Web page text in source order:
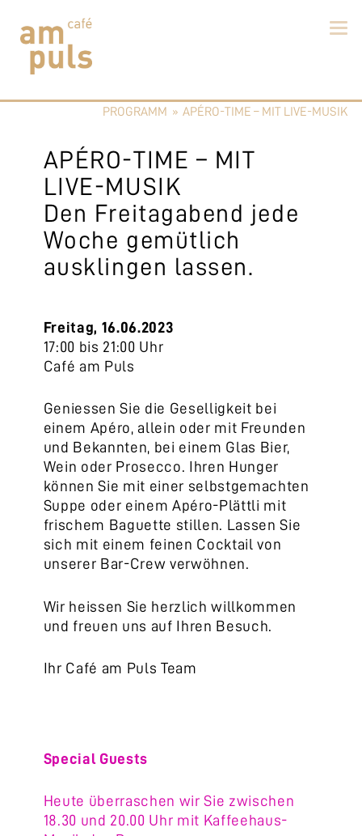
PROGRAMM »APÉRO-TIME – MIT LIVE-MUSIK
APÉRO-TIME – MIT
LIVE-MUSIK
Den Freitagabend jede
Woche gemütlich
ausklingen lassen.
Freitag, 16.06.2023
17:00 bis 21:00 Uhr
Café am Puls
Geniessen Sie die Geselligkeit bei
einem Apéro, allein oder mit Freunden
und Bekannten, bei einem Glas Bier,
Wein oder Prosecco. Ihren Hunger
können Sie mit einer selbstgemachten
Suppe oder einem Apéro-Plättli mit
frischem Baguette stillen. Lassen Sie
sich mit einem feinen Cocktail von
unserer Bar-Crew verwöhnen.
Wir heissen Sie herzlich willkommen
und freuen uns auf Ihren Besuch.
Ihr Café am Puls Team
Special Guests
Heute überraschen wir Sie zwischen
18.30 und 20.00 Uhr mit Kaffeehaus-